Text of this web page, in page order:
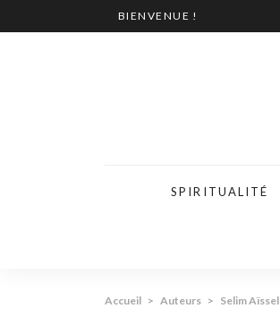
BIENVENUE !
SPIRITUALITÉ
Accueil > Auteurs > Selim Aïssel